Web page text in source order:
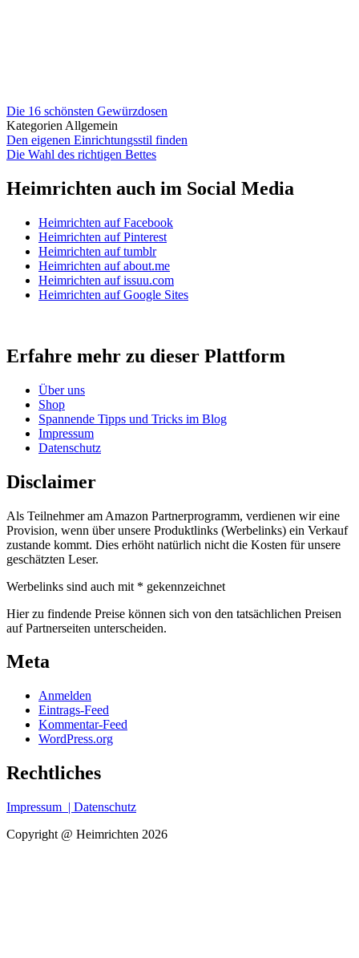
Die 16 schönsten Gewürzdosen
Kategorien Allgemein
Den eigenen Einrichtungsstil finden
Die Wahl des richtigen Bettes
Heimrichten auch im Social Media
Heimrichten auf Facebook
Heimrichten auf Pinterest
Heimrichten auf tumblr
Heimrichten auf about.me
Heimrichten auf issuu.com
Heimrichten auf Google Sites
Erfahre mehr zu dieser Plattform
Über uns
Shop
Spannende Tipps und Tricks im Blog
Impressum
Datenschutz
Disclaimer
Als Teilnehmer am Amazon Partnerprogramm, verdienen wir eine
Provision, wenn über unsere Produktlinks (Werbelinks) ein Verkauf
zustande kommt. Dies erhöht natürlich nicht die Kosten für unsere
geschätzten Leser.
Werbelinks sind auch mit * gekennzeichnet
Hier zu findende Preise können sich von den tatsächlichen Preisen
auf Partnerseiten unterscheiden.
Meta
Anmelden
Eintrags-Feed
Kommentar-Feed
WordPress.org
Rechtliches
Impressum | Datenschutz
Copyright @ Heimrichten 2026